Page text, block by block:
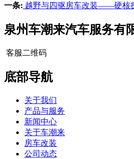
一条: 越野与四驱房车改装——硬核
泉州车潮来汽车服务有
客服二维码
底部导航
关于我们
产品与服务
新闻中心
关于车潮来
房车改装
公司动态